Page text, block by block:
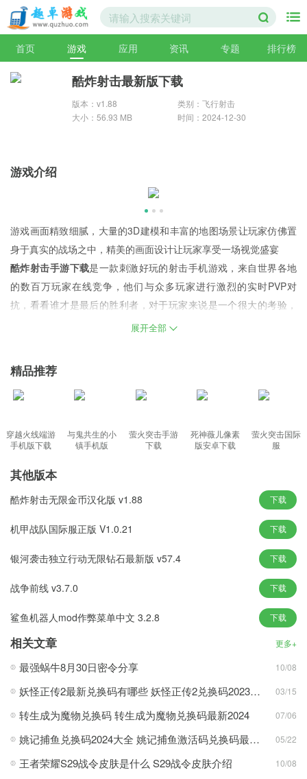
首页 游戏 应用 资讯 专题 排行榜
酷炸射击最新版下载
版本：v1.88
类别：飞行射击
大小：56.93 MB
时间：2024-12-30
游戏介绍
游戏画面精致细腻，大量的3D建模和丰富的地图场景让玩家仿佛置
身于真实的战场之中，精美的画面设计让玩家享受一场视觉盛宴
酷炸射击手游下载是一款刺激好玩的射击手机游戏，来自世界各地
的数百万玩家在线竞争，他们与众多玩家进行激烈的实时PVP对
抗，看看谁才是最后的胜利者，对于玩家来说是一个很大的考验，
是一款高自由度的射击手游，游戏采用高品质3
都有自己独特的武器和属性。
游戏特色
无论是子弹的飞行轨迹，还是爆炸的冲击波，都仿佛是真实的
无论是战斗的激烈程度，还是胜利的喜悦，都可以通过音乐传达给
你
支持在线多人竞技，你可以与好友组队，共同挑战各种任务
提供二十多种不同的地图，每张都有其独特的环境和战术
提供多种游戏模式，每种模式让您体验不同的乐趣
游戏优势
画面设计非常立体，无论是建筑物还是地形都仿佛是真实的
你可以根据自己的喜好自由的装扮你的角色，看起来会非常好看
以其独特的艺术风格，营造出栩栩如生的战场场景
采用第一人称视角，让你更真实地感受到战争的紧张与刺激
拥有多种现代枪械，从手枪到狙击枪，步枪到机枪，应有尽有
游戏魅力
游戏拥有精美细致的画面和多种游戏模式，让玩家享受不同的射击
身于真实的战场之中，精美的画面设计让玩家享受一场视觉盛宴
展开全部
精品推荐
穿越火线端游
手机版下载
与鬼共生的小
镇手机版
萤火突击手游
下载
死神薇儿像素
版安卓下载
萤火突击国际
服
其他版本
酷炸射击无限金币汉化版 v1.88 下载
机甲战队国际服正版 V1.0.21 下载
银河袭击独立行动无限钻石最新版 v57.4 下载
战争前线 v3.7.0 下载
鲨鱼机器人mod作弊菜单中文 3.2.8 下载
相关文章 更多+
最强蜗牛8月30日密令分享 10/08
妖怪正传2最新兑换码有哪些 妖怪正传2兑换码2023通用分享 03/15
转生成为魔物兑换码 转生成为魔物兑换码最新2024 07/06
姚记捕鱼兑换码2024大全 姚记捕鱼激活码兑换码最新分享 05/22
王者荣耀S29战令皮肤是什么 S29战令皮肤介绍 10/08